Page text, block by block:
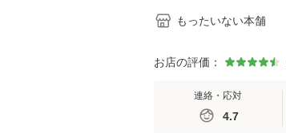
もったいない本舗
お店の評価：
連絡・応対
4.7